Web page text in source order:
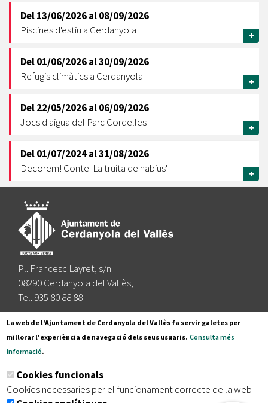
Del13/06/2026al08/09/2026
Piscines d'estiu a Cerdanyola
+
Del01/06/2026al30/09/2026
Refugis climàtics a Cerdanyola
+
Del22/05/2026al06/09/2026
Jocs d'aigua del Parc Cordelles
+
Del01/07/2024al31/08/2026
Decorem! Conte 'La truita de nabius'
+
Pl. Francesc Layret, s/n
08290 Cerdanyola del Vallès,
Tel. 935 80 88 88
Segueix-nos a:
Subscriu-te al nostre butlletí
La web de l'Ajuntament de Cerdanyola del Vallès fa servir galetes per
millorar l'experiència de navegació dels seus usuaris. Consulta més
informació.
Cookies funcionals
Cookies necessaries per el funcionament correcte de la web